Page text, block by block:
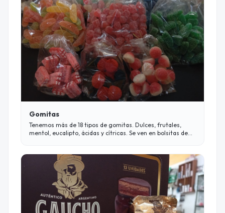
Gomitas
Tenemos más de 18 tipos de gomitas. Dulces, frutales,
mentol, eucalipto, ácidas y cítricas. Se ven en bolsitas de